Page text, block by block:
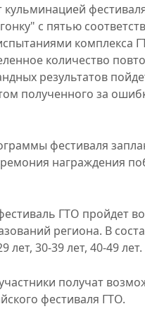
с пятью
комплекса
количество
результатов
полученного за
фестиваля
награждения
ГТО пройдет
региона. В
30-39 лет, 40-49 лет.
получат
фестиваля ГТО.